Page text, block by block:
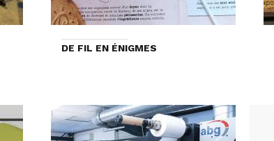
DE FIL EN ÉNIGMES